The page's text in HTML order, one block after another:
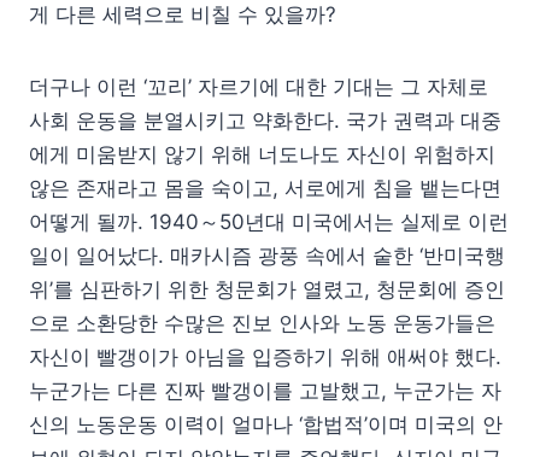
게 다른 세력으로 비칠 수 있을까?
더구나 이런 ‘꼬리’ 자르기에 대한 기대는 그 자체로
사회 운동을 분열시키고 약화한다. 국가 권력과 대중
에게 미움받지 않기 위해 너도나도 자신이 위험하지
않은 존재라고 몸을 숙이고, 서로에게 침을 뱉는다면
어떻게 될까. 1940～50년대 미국에서는 실제로 이런
일이 일어났다. 매카시즘 광풍 속에서 숱한 ‘반미국행
위’를 심판하기 위한 청문회가 열렸고, 청문회에 증인
으로 소환당한 수많은 진보 인사와 노동 운동가들은
자신이 빨갱이가 아님을 입증하기 위해 애써야 했다.
누군가는 다른 진짜 빨갱이를 고발했고, 누군가는 자
신의 노동운동 이력이 얼마나 ‘합법적’이며 미국의 안